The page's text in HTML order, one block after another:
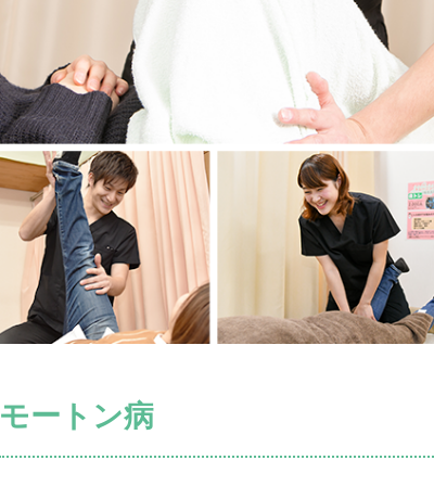
モートン病